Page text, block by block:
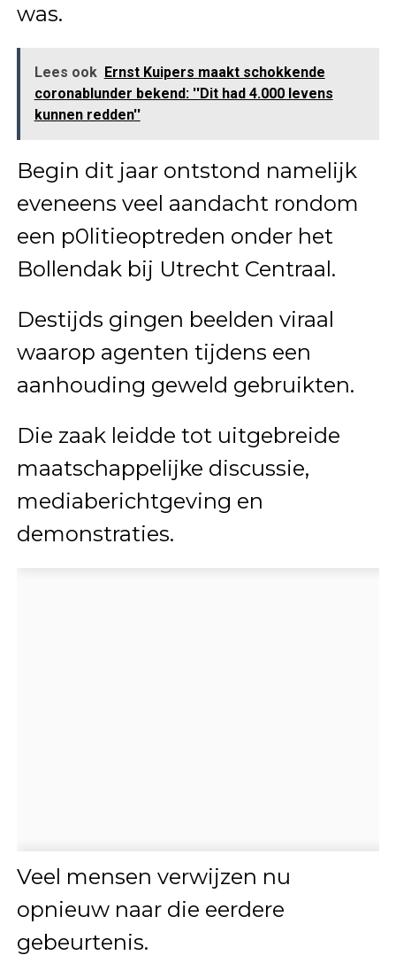
was.
Lees ook Ernst Kuipers maakt schokkende
coronablunder bekend: ''Dit had 4.000 levens
kunnen redden''
Begin dit jaar ontstond namelijk
eveneens veel aandacht rondom
een p0litieoptreden onder het
Bollendak bij Utrecht Centraal.
Destijds gingen beelden viraal
waarop agenten tijdens een
aanhouding geweld gebruikten.
Die zaak leidde tot uitgebreide
maatschappelijke discussie,
mediaberichtgeving en
demonstraties.
Veel mensen verwijzen nu
opnieuw naar die eerdere
gebeurtenis.